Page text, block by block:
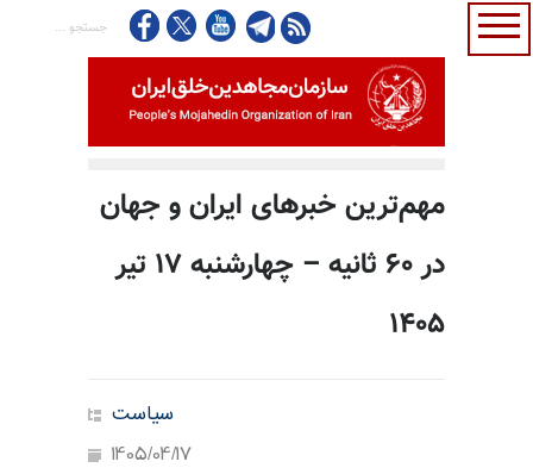
مهم‌ترین خبرهای ایران و جهان
در ۶۰ ثانیه – چهار‌شنبه ۱۷ تیر
۱۴۰۵
سیاست
1405/04/17